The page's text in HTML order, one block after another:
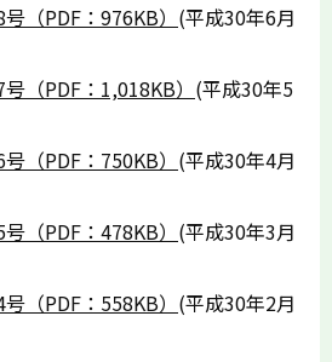
（PDF：976KB） (平成30年6月
（PDF：1,018KB） (平成30年5
（PDF：750KB） (平成30年4月
（PDF：478KB） (平成30年3月
（PDF：558KB） (平成30年2月